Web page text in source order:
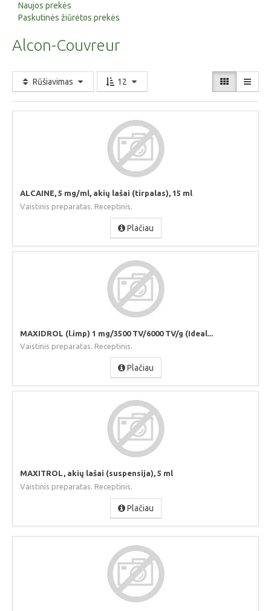
Naujos prekės
Paskutinės žiūrėtos prekės
Alcon-Couvreur
Rūšiavimas 12
ALCAINE, 5 mg/ml, akių lašai (tirpalas), 15 ml
Vaistinis preparatas. Receptinis.
Plačiau
MAXIDROL (l.imp) 1 mg/3500 TV/6000 TV/g (Ideal...
Vaistinis preparatas. Receptinis.
Plačiau
MAXITROL, akių lašai (suspensija), 5 ml
Vaistinis preparatas. Receptinis.
Plačiau